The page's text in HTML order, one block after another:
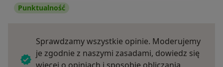
Punktualność
Sprawdzamy wszystkie opinie. Moderujemy
je zgodnie z naszymi zasadami, dowiedz się